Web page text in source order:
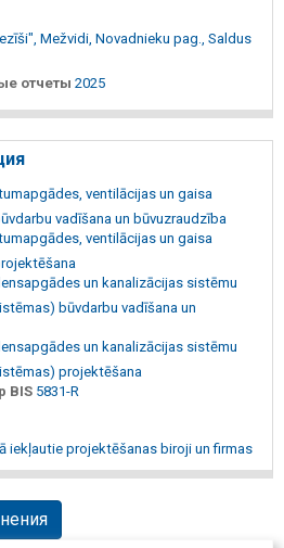
Mežvidi, Novadnieku pag., Saldus
отчеты 2025
ventilācijas un gaisa
vadīšana un būvuzraudzība
ventilācijas un gaisa
un kanalizācijas sistēmu
būvdarbu vadīšana un
un kanalizācijas sistēmu
projektēšana
BIS 5831-R
iekļautie projektēšanas biroji un firmas